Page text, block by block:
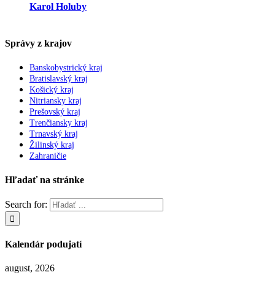
Karol Holuby
Správy z krajov
Banskobystrický kraj
Bratislavský kraj
Košický kraj
Nitriansky kraj
Prešovský kraj
Trenčiansky kraj
Trnavský kraj
Žilinský kraj
Zahraničie
Hľadať na stránke
Search for:
Kalendár podujatí
august, 2026